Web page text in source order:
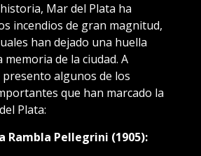
Mar del Plata ha
incendios de gran magnitud,
han dejado una huella
de la ciudad. A
algunos de los
que han marcado la
Plata:
Rambla Pellegrini (1905):